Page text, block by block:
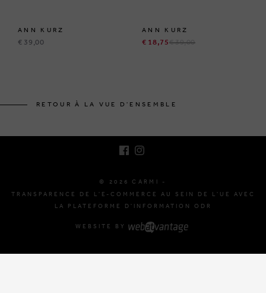
ANN KURZ
€ 39,00
ANN KURZ
€ 18,75€ 39,00
RETOUR À LA VUE D'ENSEMBLE
© 2026 CARMI -
TRANSPARENCE DE L'E-COMMERCE AU SEIN DE L'UE AVEC
LA PLATEFORME D'INFORMATION ODR
WEBSITE BY